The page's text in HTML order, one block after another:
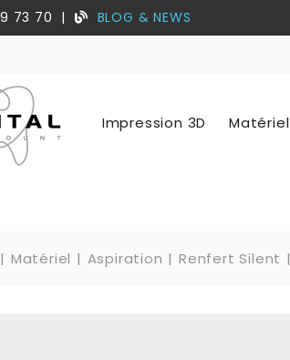
73 70 | BLOG & NEWS
Impression 3D Matériel
Matériel Aspiration Renfert Silent